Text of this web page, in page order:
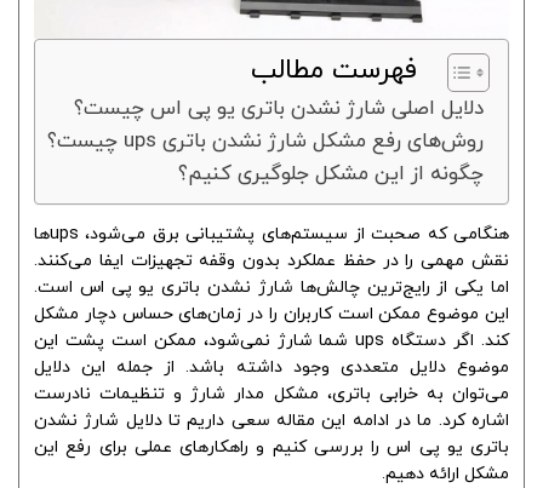
فهرست مطالب
دلایل اصلی شارژ نشدن باتری یو پی اس چیست؟
روش‌های رفع مشکل شارژ نشدن باتری ups چیست؟
چگونه از این مشکل جلوگیری کنیم؟
هنگامی که صحبت از سیستم‌های پشتیبانی برق می‌شود، ups‌ها
نقش مهمی را در حفظ عملکرد بدون وقفه تجهیزات ایفا می‌کنند.
اما یکی از رایج‌ترین چالش‌ها شارژ نشدن باتری یو پی اس است.
این موضوع ممکن است کاربران را در زمان‌های حساس دچار مشکل
کند. اگر دستگاه ups شما شارژ نمی‌شود، ممکن است پشت این
موضوع دلایل متعددی وجود داشته باشد. از جمله این دلایل
می‌توان به خرابی باتری، مشکل مدار شارژ و تنظیمات نادرست
اشاره کرد. ما در ادامه این مقاله سعی داریم تا دلایل شارژ نشدن
باتری یو پی اس را بررسی کنیم و راهکارهای عملی برای رفع این
مشکل ارائه دهیم.